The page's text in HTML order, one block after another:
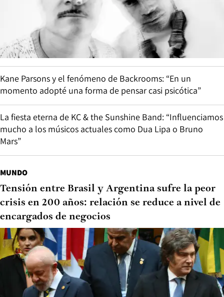
Kane Parsons y el fenómeno de Backrooms: “En un
momento adopté una forma de pensar casi psicótica”
La fiesta eterna de KC & the Sunshine Band: “Influenciamos
mucho a los músicos actuales como Dua Lipa o Bruno
Mars”
MUNDO
Tensión entre Brasil y Argentina sufre la peor
crisis en 200 años: relación se reduce a nivel de
encargados de negocios